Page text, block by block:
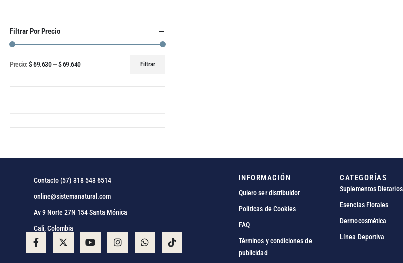
Filtrar Por Precio
Filtrar
Precio:$ 69.630—$ 69.640
Contacto (57) 318 543 6514
online@sistemanatural.com
Av 9 Norte 27N 154 Santa Mónica
Cali, Colombia
INFORMACIÓN
Quiero ser distribuidor
Políticas de Cookies
FAQ
Términos y condiciones de
publicidad
CATEGORÍAS
Suplementos Dietarios
Esencias Florales
Dermocosmética
Línea Deportiva